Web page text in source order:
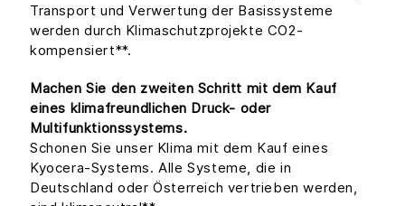
Transport und Verwertung der Basissysteme
werden durch Klimaschutzprojekte CO2-
kompensiert**.
Machen Sie den zweiten Schritt mit dem Kauf
eines klimafreundlichen Druck- oder
Multifunktionssystems.
Schonen Sie unser Klima mit dem Kauf eines
Kyocera-Systems. Alle Systeme, die in
Deutschland oder Österreich vertrieben werden,